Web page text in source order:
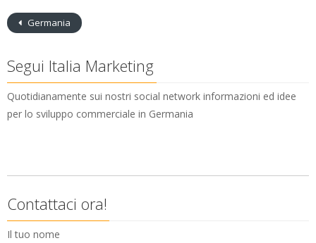
Germania
Segui Italia Marketing
Quotidianamente sui nostri social network informazioni ed idee
per lo sviluppo commerciale in Germania
Contattaci ora!
Il tuo nome